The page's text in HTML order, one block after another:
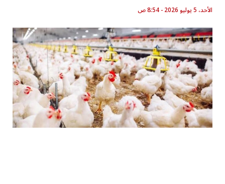
الأحد، 5 يوليو 2026 - 8:54 ص